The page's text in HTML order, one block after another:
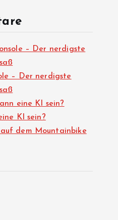
– Der nerdigste
– Der nerdigste
eine KI sein?
KI sein?
dem Mountainbike